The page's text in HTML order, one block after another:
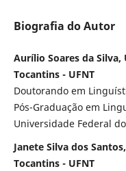
Biografia do Autor
Aurílio Soares da
Tocantins - UFNT
Doutorando em
Pós-Graduação em
Universidade Federal
Janete Silva dos
Tocantins - UFNT